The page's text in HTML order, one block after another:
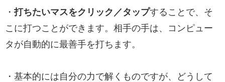
・打ちたいマスをクリック／タップすることで、そ
こに打つことができます。相手の手は、コンピュー
タが自動的に最善手を打ちます。
・基本的には自分の力で解くものですが、どうして